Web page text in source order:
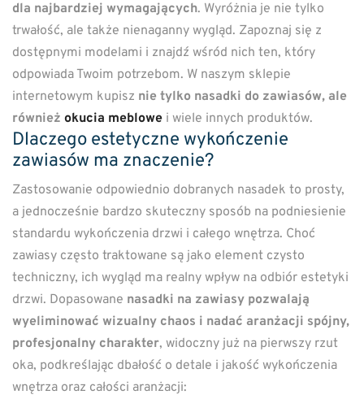
dla najbardziej wymagających. Wyróżnia je nie tylko
trwałość, ale także nienaganny wygląd. Zapoznaj się z
dostępnymi modelami i znajdź wśród nich ten, który
odpowiada Twoim potrzebom. W naszym sklepie
internetowym kupisz nie tylko nasadki do zawiasów, ale
również okucia meblowe i wiele innych produktów.
Dlaczego estetyczne wykończenie
zawiasów ma znaczenie?
Zastosowanie odpowiednio dobranych nasadek to prosty,
a jednocześnie bardzo skuteczny sposób na podniesienie
standardu wykończenia drzwi i całego wnętrza. Choć
zawiasy często traktowane są jako element czysto
techniczny, ich wygląd ma realny wpływ na odbiór estetyki
drzwi. Dopasowane nasadki na zawiasy pozwalają
wyeliminować wizualny chaos i nadać aranżacji spójny,
profesjonalny charakter, widoczny już na pierwszy rzut
oka, podkreślając dbałość o detale i jakość wykończenia
wnętrza oraz całości aranżacji: